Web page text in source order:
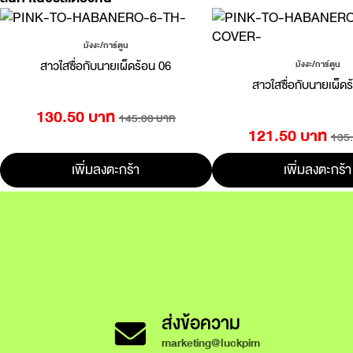
มังงะ/การ์ตูน
สาวใสซื่อกับนายเผ็ดร้อน 06
130.50 บาท 145.00 บาท
เพิ่มลงตะกร้า
มังงะ/การ์ตูน
สาวใสซื่อกับนายเผ็ด
121.50 บาท
เพิ่มลงตะกร้า
ส่งข้อความ
marketing@luckpim